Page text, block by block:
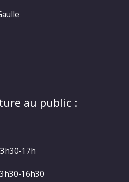
au public :
17h
16h30